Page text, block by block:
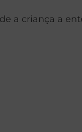
a criança a